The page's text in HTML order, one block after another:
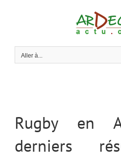
Aller à...
Rugby en
derniers